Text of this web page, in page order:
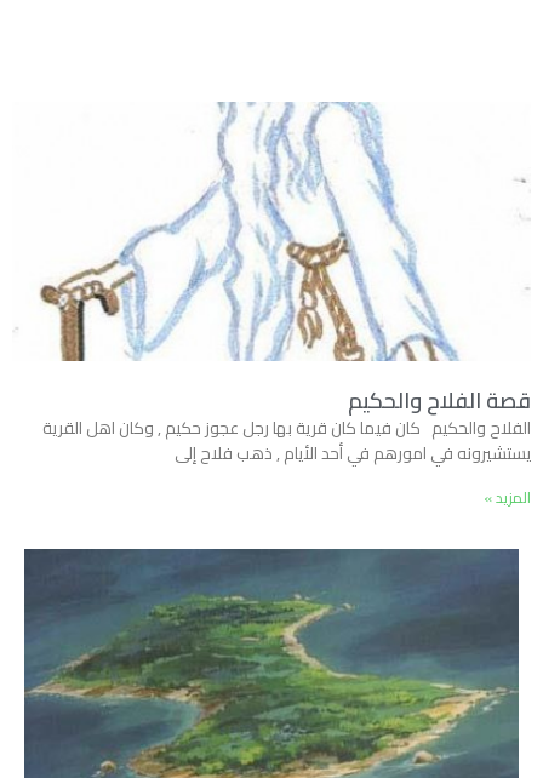
قصة الفلاح والحكيم
الفلاح والحكيم كان فيما كان قرية بها رجل عجوز حكيم , وكان اهل القرية
يستشيرونه في امورهم في أحد الأيام , ذهب فلاح إلى
المزيد »